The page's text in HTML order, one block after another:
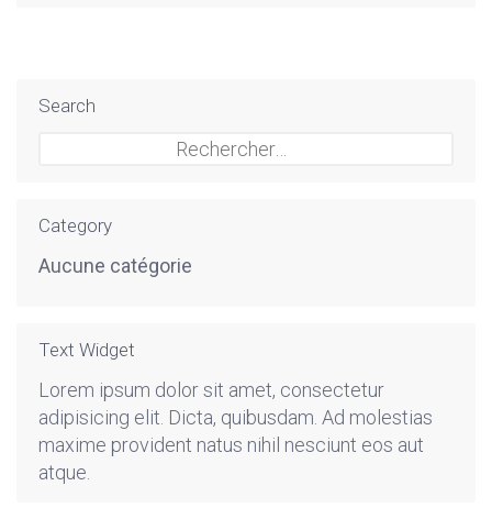
Search
Category
Aucune catégorie
Text Widget
Lorem ipsum dolor sit amet, consectetur
adipisicing elit. Dicta, quibusdam. Ad molestias
maxime provident natus nihil nesciunt eos aut
atque.